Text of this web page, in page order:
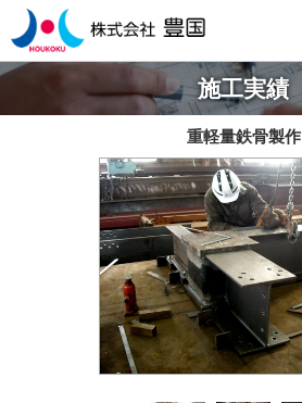
施工実績
重軽量鉄骨製作